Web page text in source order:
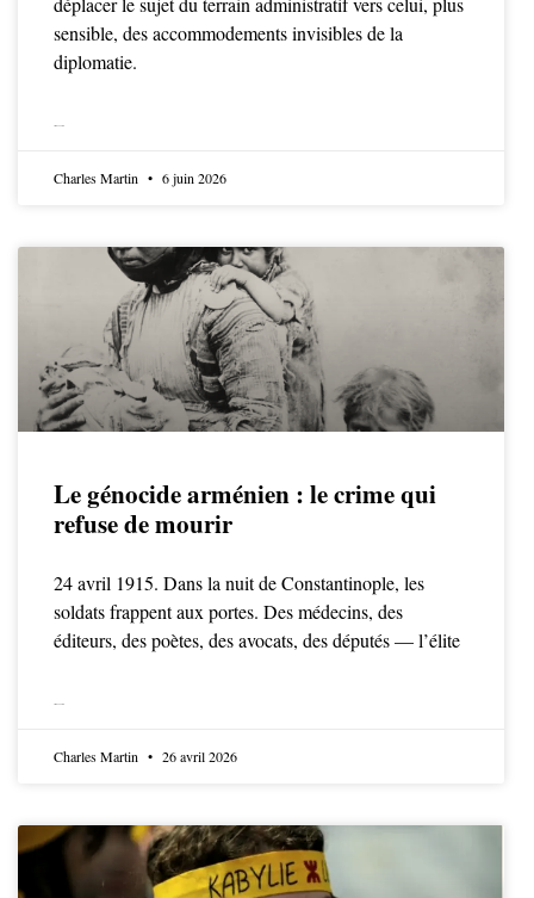
sensible, des accommodements invisibles de la
diplomatie.
Charles Martin 6 juin 2026
Le génocide arménien : le crime qui
refuse de mourir
24 avril 1915. Dans la nuit de Constantinople, les
soldats frappent aux portes. Des médecins, des
éditeurs, des poètes, des avocats, des députés — l’élite
Charles Martin 26 avril 2026